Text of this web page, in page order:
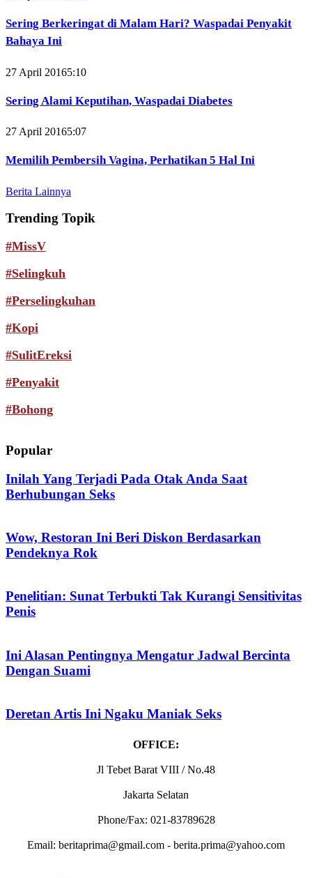
Sering Berkeringat di Malam Hari? Waspadai Penyakit
Bahaya Ini
27 April 20165:10
Sering Alami Keputihan, Waspadai Diabetes
27 April 20165:07
Memilih Pembersih Vagina, Perhatikan 5 Hal Ini
Berita Lainnya
Trending Topik
#MissV
#Selingkuh
#Perselingkuhan
#Kopi
#SulitEreksi
#Penyakit
#Bohong
Popular
Inilah Yang Terjadi Pada Otak Anda Saat
Berhubungan Seks
Wow, Restoran Ini Beri Diskon Berdasarkan
Pendeknya Rok
Penelitian: Sunat Terbukti Tak Kurangi Sensitivitas
Penis
Ini Alasan Pentingnya Mengatur Jadwal Bercinta
Dengan Suami
Deretan Artis Ini Ngaku Maniak Seks
OFFICE:
Jl Tebet Barat VIII / No.48
Jakarta Selatan
Phone/Fax: 021-83789628
Email: beritaprima@gmail.com - berita.prima@yahoo.com